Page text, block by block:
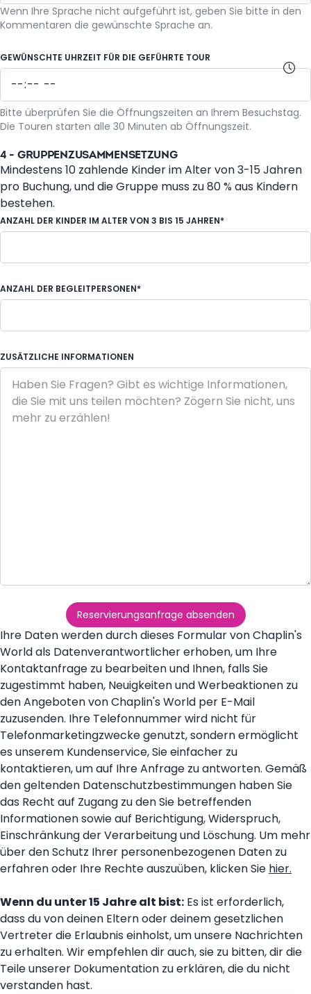
Deutsch
Wenn Ihre Sprache nicht aufgeführt ist, geben Sie bitte in den
Kommentaren die gewünschte Sprache an.
GEWÜNSCHTE UHRZEIT FÜR DIE GEFÜHRTE TOUR
Bitte überprüfen Sie die Öffnungszeiten an Ihrem Besuchstag.
Die Touren starten alle 30 Minuten ab Öffnungszeit.
4 - GRUPPENZUSAMMENSETZUNG
Mindestens 10 zahlende Kinder im Alter von 3-15 Jahren
pro Buchung, und die Gruppe muss zu 80 % aus Kindern
bestehen.
ANZAHL DER KINDER IM ALTER VON 3 BIS 15 JAHREN*
ANZAHL DER BEGLEITPERSONEN*
ZUSÄTZLICHE INFORMATIONEN
Reservierungsanfrage absenden
Ihre Daten werden durch dieses Formular von Chaplin's
World als Datenverantwortlicher erhoben, um Ihre
Kontaktanfrage zu bearbeiten und Ihnen, falls Sie
zugestimmt haben, Neuigkeiten und Werbeaktionen zu
den Angeboten von Chaplin's World per E-Mail
zuzusenden. Ihre Telefonnummer wird nicht für
Telefonmarketingzwecke genutzt, sondern ermöglicht
es unserem Kundenservice, Sie einfacher zu
kontaktieren, um auf Ihre Anfrage zu antworten. Gemäß
den geltenden Datenschutzbestimmungen haben Sie
das Recht auf Zugang zu den Sie betreffenden
Informationen sowie auf Berichtigung, Widerspruch,
Einschränkung der Verarbeitung und Löschung. Um mehr
über den Schutz Ihrer personenbezogenen Daten zu
erfahren oder Ihre Rechte auszuüben, klicken Sie hier.
Wenn du unter 15 Jahre alt bist: Es ist erforderlich,
dass du von deinen Eltern oder deinem gesetzlichen
Vertreter die Erlaubnis einholst, um unsere Nachrichten
zu erhalten. Wir empfehlen dir auch, sie zu bitten, dir die
Teile unserer Dokumentation zu erklären, die du nicht
verstanden hast.